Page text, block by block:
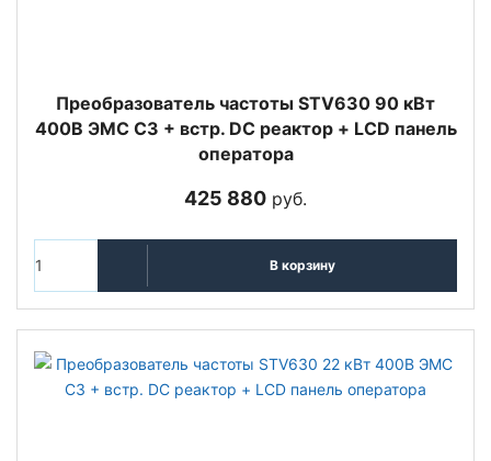
Преобразователь частоты STV630 90 кВт
400В ЭМС С3 + встр. DC реактор + LCD панель
оператора
425 880 руб.
В корзину